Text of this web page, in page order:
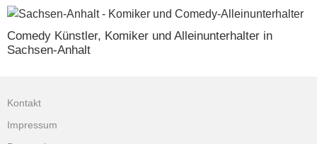
Comedy Künstler, Komiker und Alleinunterhalter in
Sachsen-Anhalt
Kontakt
Impressum